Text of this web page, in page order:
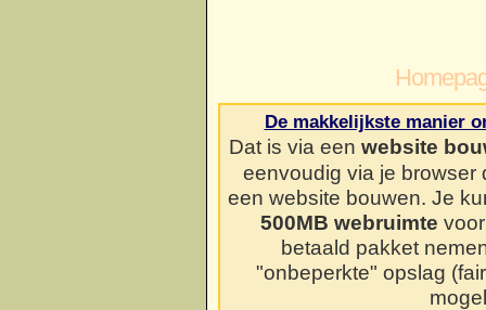
De makkelijkste manier
Dat is via een website
eenvoudig via je
een website bouwen. Je
500MB webruimte
betaald pakket
"onbeperkte" opslag